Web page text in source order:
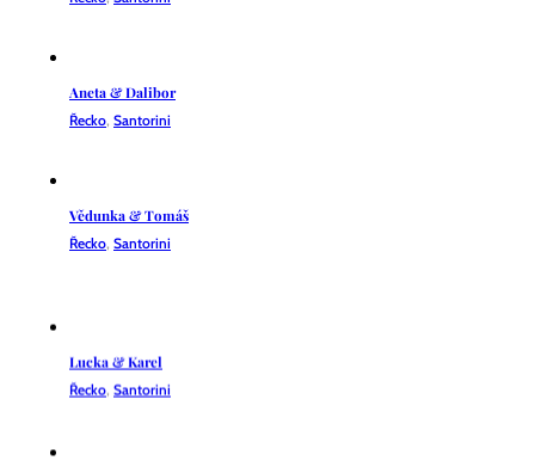
Aneta & Dalibor
Řecko, Santorini
Vědunka & Tomáš
Řecko, Santorini
Řecko,Santorini